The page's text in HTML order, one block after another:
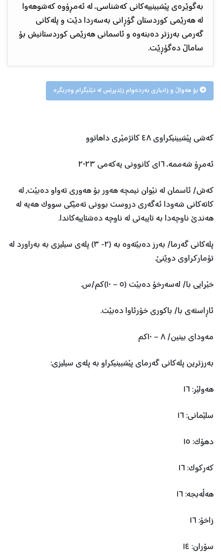
بەگوێرەی پێشبینییەکانی کەشناسی، لە ئەمڕۆوە کەشوهەوا
لە هەرێمی کوردستان گۆڕانی بەسەردا دێت و پلەکانی
گەرمی بەرزتر دەبنەوە و ئاسمانی هەرێمی کوردستانیش بۆ
ساماڵ دەگۆڕێت.
بۆ هەواڵ و زانیاری بەردەوام زێدپرێس لە تێلیگرام وەربگرە
کەشى پێشبینیکراوى ٤٨ کاتژمێرى داهاتوو
ئەمڕۆ شەممە، ١٦ی کانوونی یەکەمی ٢٠٢٣
کەش/ ئاسمان لە نێوان نیمچە هەور بۆ هەوری تەواو دەبێت, لە
کاتەکانی شەودا ئەگەری دروست بوونی تەمێکی سووک هەیە لە
هەندێ ناوچەدا بە تایبەتی لە ناوچە دەشتاییەکاندا.
پلەکانی گەرما/ بەرز دەبێتەوە بە (٢- ٣) پلەی سیلیزی بە بەراورد لە
تۆمارکراوی دوێنێ.
خێرایی با/ لەسەرخۆ دەبێت (٥ – ١٠)کم/س.
ئاڕاستەی با/ باکورى خۆرئاوا دەبێت.
مەوداى بینین/ ٨ – ١٠کم
بەرزترین پلەکانی گەرمای پێشبینیکراو بە پلەی سیلیزی:
هەولێر: ١٦
سلێمانی: ١٦
دهۆک: ١٥
کەرکوک: ١٦
هەڵەبجە: ١٦
زاخۆ: ١٦
سۆران: ١٤